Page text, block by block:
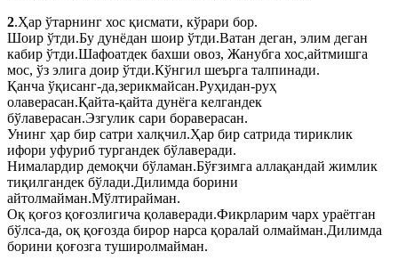
2.Ҳар ўтарнинг хос қисмати, кўрари бор.
Шоир ўтди.Бу дунёдан шоир ўтди.Ватан деган, элим деган
кабир ўтди.Шафоатдек бахши овоз, Жанубга хос,айтмишга
мос, ўз элига доир ўтди.Кўнгил шеърга талпинади.
Қанча ўқисанг-да,зерикмайсан.Руҳидан-руҳ
олаверасан.Қайта-қайта дунёга келгандек
бўлаверасан.Эзгулик сари бораверасан.
Унинг ҳар бир сатри халқчил.Ҳар бир сатрида тириклик
ифори уфуриб тургандек бўлаверади.
Нималардир демоқчи бўламан.Бўғзимга аллақандай жимлик
тиқилгандек бўлади.Дилимда борини
айтолмайман.Мўлтирайман.
Оқ қоғоз қоғозлигича қолаверади.Фикрларим чарх ураётган
бўлса-да, оқ қоғозда бирор нарса қоралай олмайман.Дилимда
борини қоғозга туширолмайман.